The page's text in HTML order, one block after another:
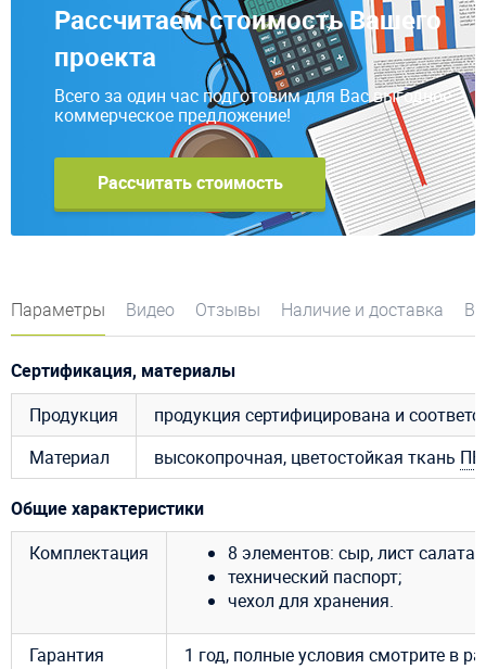
Рассчитаем стоимость Вашего
проекта
Всего за один час подготовим для Вас выгодное
коммерческое предложение!
Рассчитать стоимость
Параметры Видео Отзывы Наличие и доставка
Сертификация, материалы
Продукция
продукция сертифицирована и
Материал
высокопрочная, цветостойкая ткань
Общие характеристики
Комплектация
8 элементов: сыр, лист салата,
технический паспорт;
чехол для хранения.
Гарантия 1 год, полные условия смотрите в